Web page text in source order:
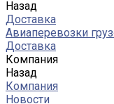
Назад
Доставка
Авиаперевозки
Доставка
Компания
Назад
Компания
Новости